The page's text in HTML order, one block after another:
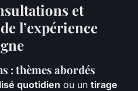
et
l’expérience
: thèmes abordés
quotidien ou un tirage